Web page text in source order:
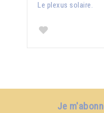
Le plexus solaire.
Je